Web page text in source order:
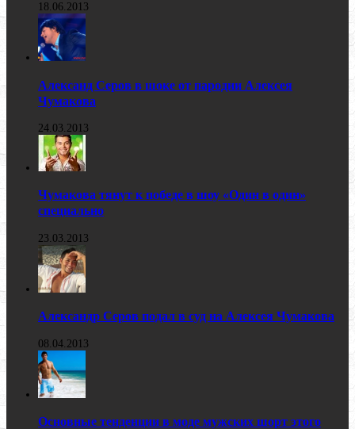
18.06.2013
Александ Серов в шоке от пародии Алексея
Чумакова
24.03.2013
Чумакова тянут к победе в шоу «Один в один»
специально
23.03.2013
Александр Серов подал в суд на Алексея Чумакова
08.04.2013
Основные тенденции в моде мужских шорт этого